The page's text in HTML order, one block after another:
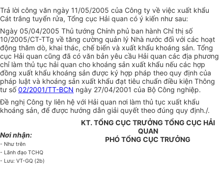
Trả lời công văn ngày 11/05/2005 của Công ty về việc xuất khẩu
Cát trắng tuyển rửa, Tổng cục Hải quan có ý kiến như sau:
Ngày 05/04/2005 Thủ tướng Chính phủ ban hành Chỉ thị số
10/2005/CT-TTg về tăng cường quản lý Nhà nước đối với các hoạt
động thăm dò, khai thác, chế biến và xuất khẩu khoáng sản. Tổng
cục Hải quan cũng đã có văn bản yêu cầu Hải quan các địa phương
chỉ làm thủ tục hải quan cho khoáng sản xuất khẩu nếu các hợp
đồng xuất khẩu khoáng sản được ký hợp pháp theo quy định của
pháp luật và khoáng sản xuất khẩu đạt tiêu chuẩn điều kiện Thông
tư số02/2001/TT-BCN ngày 27/04/2001 của Bộ Công nghiệp.
Đề nghị Công ty liên hệ với Hải quan nơi làm thủ tục xuất khẩu
khoáng sản, để được hướng dẫn giải quyết theo đúng quy định./.
Nơi nhận:
- Như trên
- Lãnh đạo TCHQ
- Lưu: VT-GQ (2b)
KT. TỔNG CỤC TRƯỞNG TỔNG CỤC HẢI
QUAN
PHÓ TỔNG CỤC TRƯỞNG